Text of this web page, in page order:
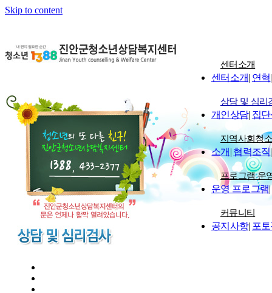
Skip to content
센터소개
센터소개| 연혁|
상담 및 심리
개인상담| 집
지역사회청
소개 | 협력조직|
프로그램 운
운영 프로그램|
커뮤니티
공지사항| 포